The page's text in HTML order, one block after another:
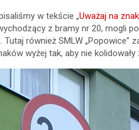
w tekście „Uważaj na znak
z bramy nr 20, mogli
również SMLW „Popowice”
wyżej tak, aby nie